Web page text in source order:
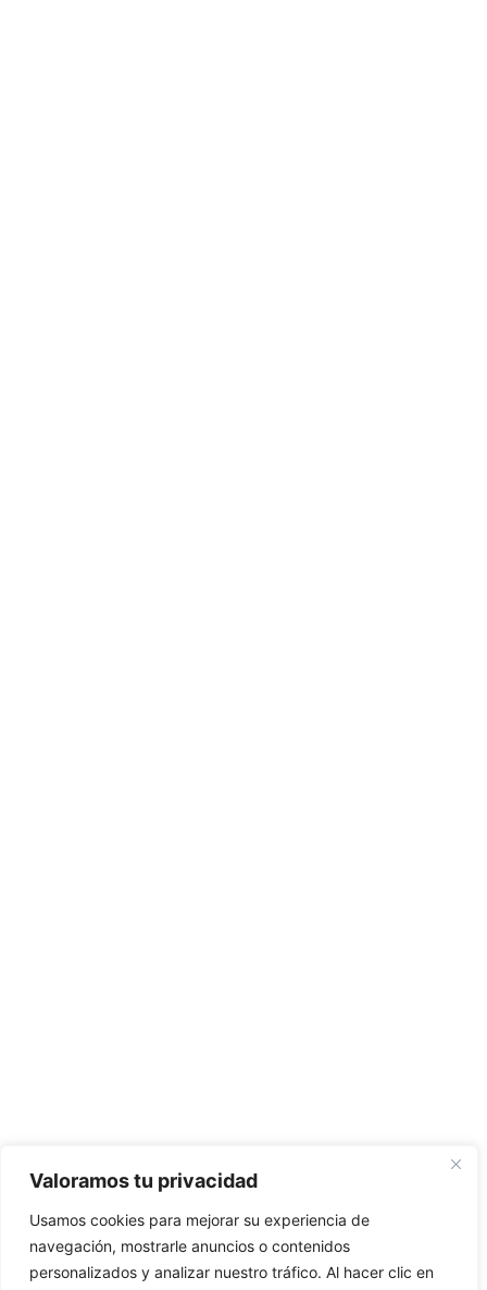
Valoramos tu privacidad
Usamos cookies para mejorar su experiencia de
navegación, mostrarle anuncios o contenidos
personalizados y analizar nuestro tráfico. Al hacer clic en